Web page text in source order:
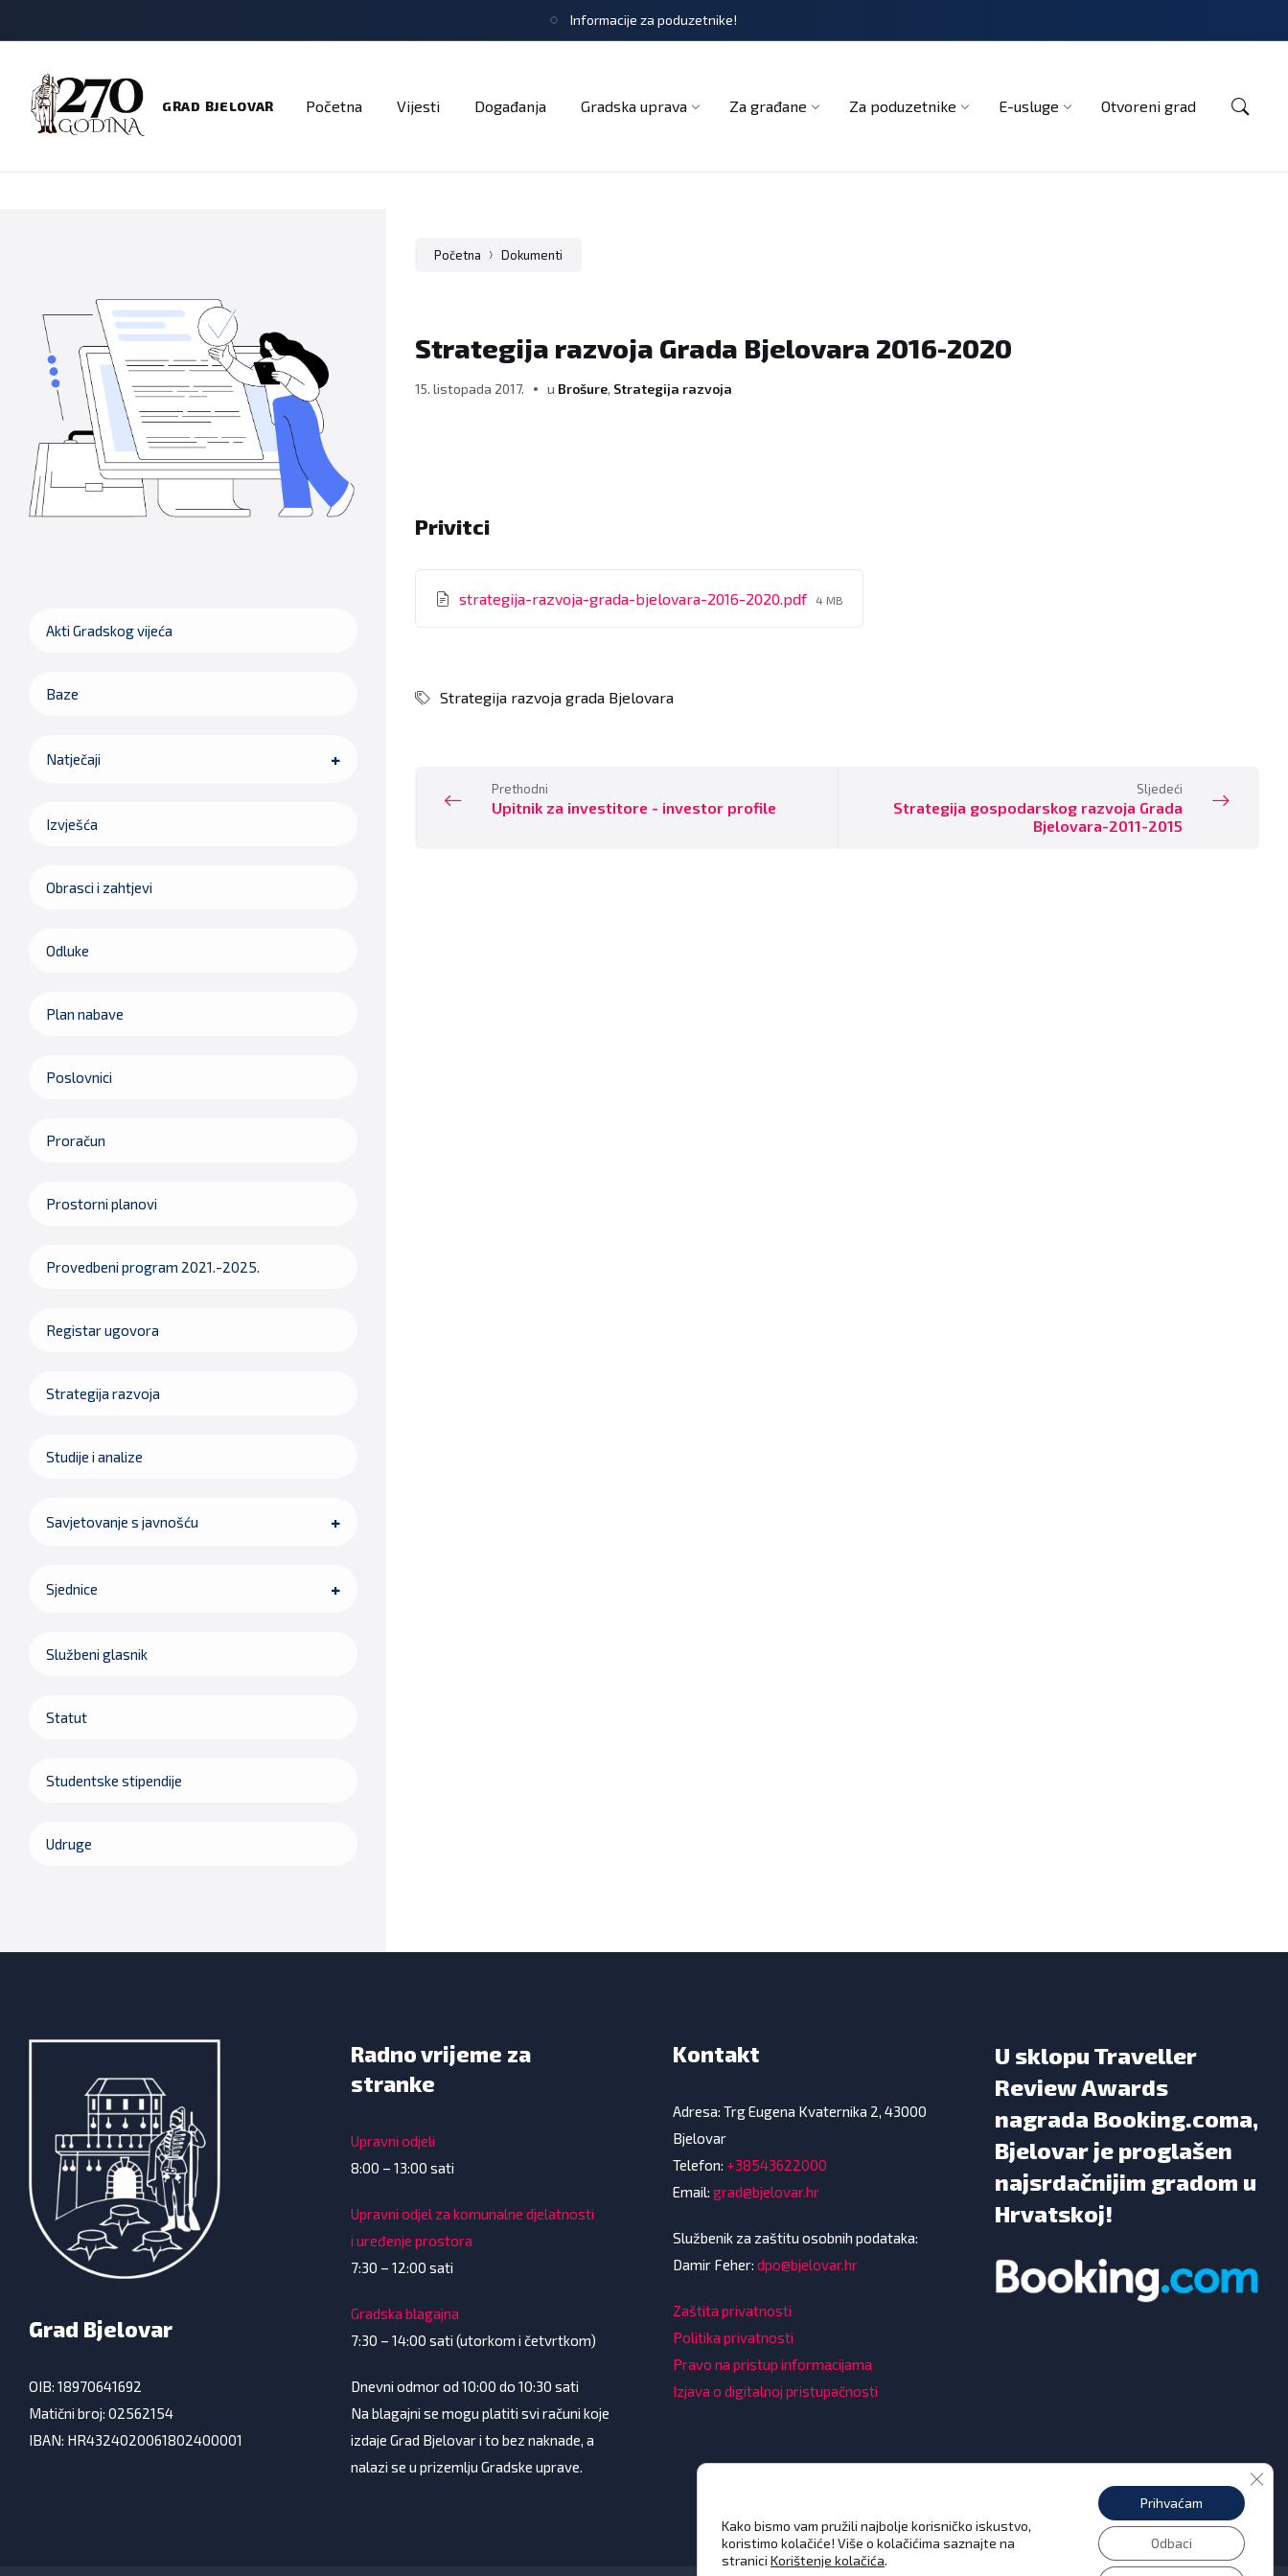
Informacije za poduzetnike!
GRAD BJELOVAR Početna Vijesti Događanja Gradska uprava Za građane Za poduzetnike E-usluge Otvoreni grad
Početna Dokumenti
Strategija razvoja Grada Bjelovara 2016-2020
15. listopada 2017. u Brošure, Strategija razvoja
Privitci
strategija-razvoja-grada-bjelovara-2016-2020.pdf File
4 MB
Strategija razvoja grada Bjelovara
Prethodni
Upitnik za investitore - investor profile
Sljedeći
Strategija gospodarskog razvoja Grada
Bjelovara-2011-2015
Akti Gradskog vijeća
Baze
Natječaji
Izvješća
Obrasci i zahtjevi
Odluke
Plan nabave
Poslovnici
Proračun
Prostorni planovi
Provedbeni program 2021.-2025.
Registar ugovora
Strategija razvoja
Studije i analize
Savjetovanje s javnošću
Sjednice
Službeni glasnik
Statut
Studentske stipendije
Udruge
Grad Bjelovar
OIB: 18970641692
Matični broj: 02562154
IBAN: HR4324020061802400001
Radno vrijeme za
stranke
Upravni odjeli
8:00 – 13:00 sati
Upravni odjel za komunalne djelatnosti
i uređenje prostora
7:30 – 12:00 sati
Gradska blagajna
7:30 – 14:00 sati (utorkom i četvrtkom)
Dnevni odmor od 10:00 do 10:30 sati
Na blagajni se mogu platiti svi računi koje
izdaje Grad Bjelovar i to bez naknade, a
nalazi se u prizemlju Gradske uprave.
Kontakt
Adresa: Trg Eugena Kvaternika 2, 43000
Bjelovar
Telefon: +38543622000
Email: grad@bjelovar.hr
Službenik za zaštitu osobnih podataka:
Damir Feher: dpo@bjelovar.hr
Zaštita privatnosti
Politika privatnosti
Pravo na pristup informacijama
Izjava o digitalnoj pristupačnosti
U sklopu Traveller
Review Awards
nagrada Booking.coma,
Bjelovar je proglašen
najsrdačnijim gradom u
Hrvatskoj!
Kako bismo vam pružili najbolje korisničko iskustvo,
koristimo kolačiće! Više o kolačićima saznajte na
stranici Korištenje kolačića.
Prihvaćam
Odbaci